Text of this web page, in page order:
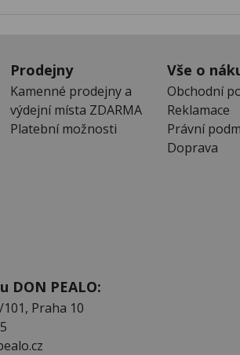
Prodejny
Kamenné prodejny a
výdejní místa ZDARMA
Platební možnosti
Vše o
Obchodní
Reklamace
Právní
Doprava
DON PEALO:
101, Praha 10